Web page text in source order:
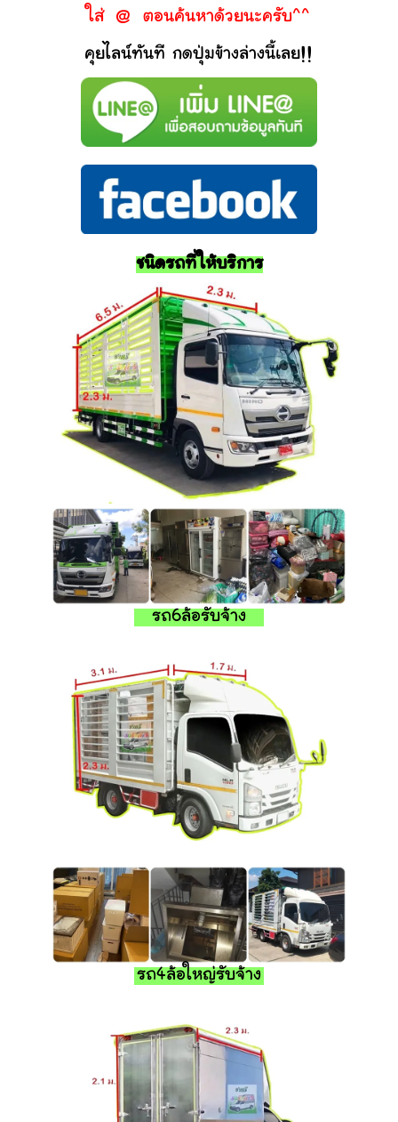
ใส่ @ ตอนค้นหาด้วยนะครับ^^
คุยไลน์ทันที กดปุ่มข้างล่างนี้เลย!!
ชนิดรถที่ให้บริการ
รถ6ล้อรับจ้าง
รถ4ล้อใหญ่รับจ้าง